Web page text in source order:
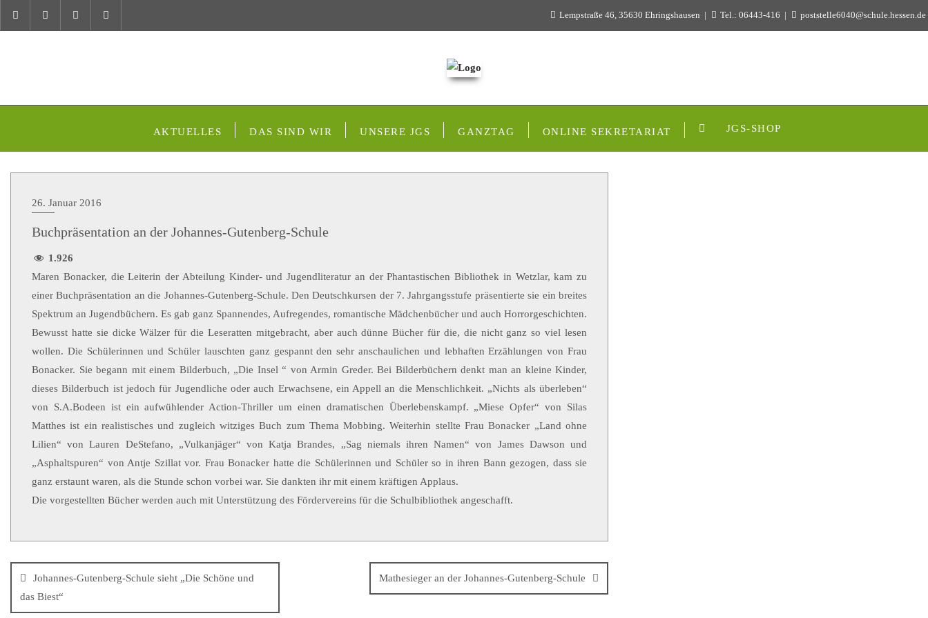
Lempstraße 46, 35630 Ehringshausen Tel.: 06443-416 poststelle6040@schule.hessen.de
AKTUELLES DAS SIND WIR UNSERE JGS GANZTAG ONLINE SEKRETARIAT JGS-SHOP
26. Januar 2016
Buchpräsentation an der Johannes-Gutenberg-Schule
1.926
Maren Bonacker, die Leiterin der Abteilung Kinder- und Jugendliteratur an der Phantastischen Bibliothek in Wetzlar, kam zu
einer Buchpräsentation an die Johannes-Gutenberg-Schule. Den Deutschkursen der 7. Jahrgangsstufe präsentierte sie ein breites
Spektrum an Jugendbüchern. Es gab ganz Spannendes, Aufregendes, romantische Mädchenbücher und auch Horrorgeschichten.
Bewusst hatte sie dicke Wälzer für die Leseratten mitgebracht, aber auch dünne Bücher für die, die nicht ganz so viel lesen
wollen. Die Schülerinnen und Schüler lauschten ganz gespannt den sehr anschaulichen und lebhaften Erzählungen von Frau
Bonacker. Sie begann mit einem Bilderbuch, „Die Insel “ von Armin Greder. Bei Bilderbüchern denkt man an kleine Kinder,
dieses Bilderbuch ist jedoch für Jugendliche oder auch Erwachsene, ein Appell an die Menschlichkeit. „Nichts als überleben“
von S.A.Bodeen ist ein aufwühlender Action-Thriller um einen dramatischen Überlebenskampf. „Miese Opfer“ von Silas
Matthes ist ein realistisches und zugleich witziges Buch zum Thema Mobbing. Weiterhin stellte Frau Bonacker „Land ohne
Lilien“ von Lauren DeStefano, „Vulkanjäger“ von Katja Brandes, „Sag niemals ihren Namen“ von James Dawson und
„Asphaltspuren“ von Antje Szillat vor. Frau Bonacker hatte die Schülerinnen und Schüler so in ihren Bann gezogen, dass sie
ganz erstaunt waren, als die Stunde schon vorbei war. Sie dankten ihr mit einem kräftigen Applaus.
Die vorgestellten Bücher werden auch mit Unterstützung des Fördervereins für die Schulbibliothek angeschafft.
Johannes-Gutenberg-Schule sieht „Die Schöne und
das Biest“
Mathesieger an der Johannes-Gutenberg-Schule